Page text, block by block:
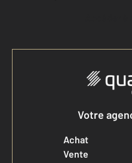
Accéder
Votre
Achat
Vente